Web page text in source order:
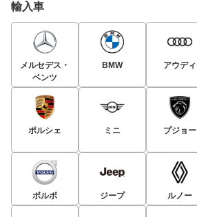
輸入車
メルセデス・
ベンツ
BMW アウディ
ポルシェ ミニ プジョー
ボルボ ジープ ルノー